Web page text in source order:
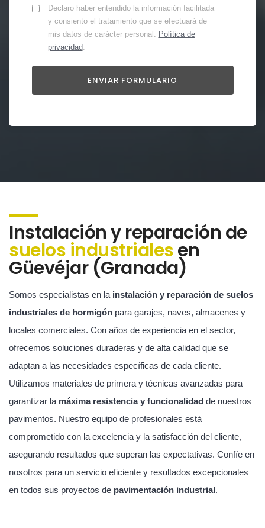
Declaro haber entendido la información facilitada
y consiento el tratamiento que se efectuará de
mis datos de carácter personal. Política de
privacidad.
Instalación y reparación de
suelos industrialesen
Güevéjar (Granada)
Somos especialistas en la instalación y reparación de suelos
industriales de hormigón para garajes, naves, almacenes y
locales comerciales. Con años de experiencia en el sector,
ofrecemos soluciones duraderas y de alta calidad que se
adaptan a las necesidades específicas de cada cliente.
Utilizamos materiales de primera y técnicas avanzadas para
garantizar la máxima resistencia y funcionalidad de nuestros
pavimentos. Nuestro equipo de profesionales está
comprometido con la excelencia y la satisfacción del cliente,
asegurando resultados que superan las expectativas. Confíe en
nosotros para un servicio eficiente y resultados excepcionales
en todos sus proyectos de pavimentación industrial.